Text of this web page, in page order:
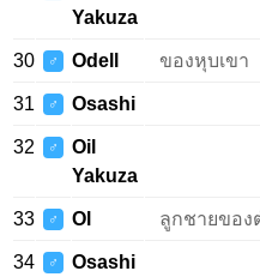
Yakuza
30 ♂ Odell ของหุบเขา
31 ♂ Osashi
32 ♂
Oil
Yakuza
33 ♂ Ol ลูกชายของ
34 ♂ Osashi